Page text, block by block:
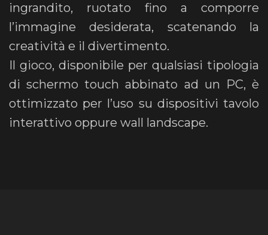
ingrandito, ruotato fino a comporre
l’immagine desiderata, scatenando la
creatività e il divertimento.
Il gioco, disponibile per qualsiasi tipologia
di schermo touch abbinato ad un PC, è
ottimizzato per l’uso su dispositivi tavolo
interattivo oppure wall landscape.